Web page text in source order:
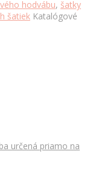
hodvábu, šatky
šatiek Katalógové
určená priamo na